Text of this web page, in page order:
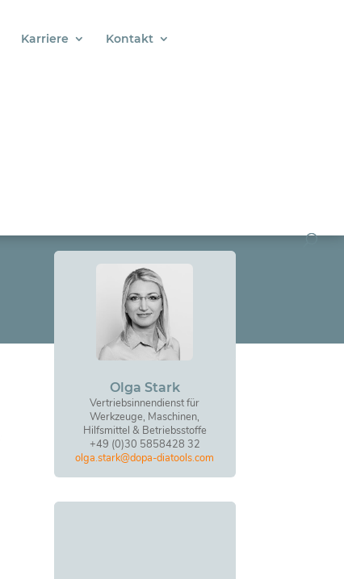
Karriere Kontakt
Olga Stark
Vertriebsinnendienst für
Werkzeuge, Maschinen,
Hilfsmittel & Betriebsstoffe
+49 (0)30 5858428 32
olga.stark@dopa-diatools.com